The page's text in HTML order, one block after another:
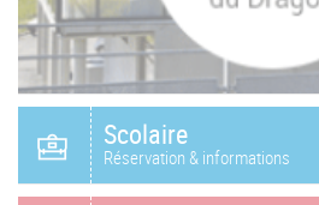
Scolaire
Réservation & informations